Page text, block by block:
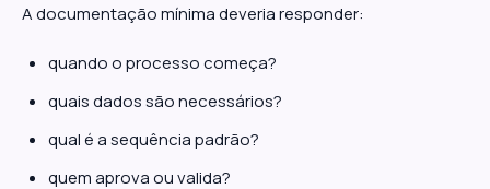
A documentação mínima deveria responder:
quando o processo começa?
quais dados são necessários?
qual é a sequência padrão?
quem aprova ou valida?